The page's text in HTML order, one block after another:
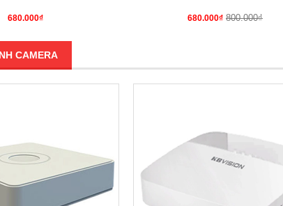
680.000₫ 680.000₫ 800.000₫
CAMERA